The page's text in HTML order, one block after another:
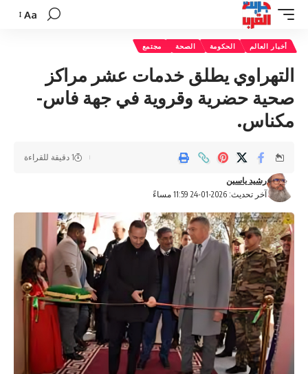
تغيير
Aa
أخبار العالم الحكومة الصحة مجتمع
التهراوي يطلق خدمات عشر مراكز
صحية حضرية وقروية في جهة فاس-
مكناس.
آخر تحديث: 2026-01-24 11:59 مساءً
رشيد ياسين
1 دقيقة للقراءة